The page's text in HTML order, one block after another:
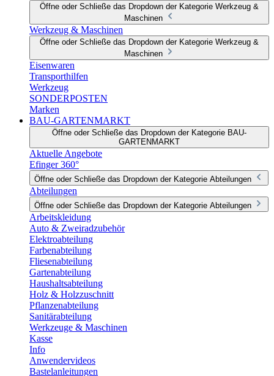
Öffne oder Schließe das Dropdown der Kategorie Werkzeug &
Maschinen
Werkzeug & Maschinen
Öffne oder Schließe das Dropdown der Kategorie Werkzeug &
Maschinen
Eisenwaren
Transporthilfen
Werkzeug
SONDERPOSTEN
Marken
BAU-GARTENMARKT
Öffne oder Schließe das Dropdown der Kategorie BAU-
GARTENMARKT
Aktuelle Angebote
Efinger 360°
Öffne oder Schließe das Dropdown der Kategorie Abteilungen
Abteilungen
Öffne oder Schließe das Dropdown der Kategorie Abteilungen
Arbeitskleidung
Auto & Zweiradzubehör
Elektroabteilung
Farbenabteilung
Fliesenabteilung
Gartenabteilung
Haushaltsabteilung
Holz & Holzzuschnitt
Pflanzenabteilung
Sanitärabteilung
Werkzeuge & Maschinen
Kasse
Info
Anwendervideos
Bastelanleitungen